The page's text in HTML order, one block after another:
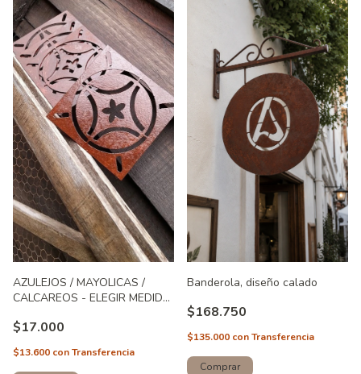
AZULEJOS / MAYOLICAS /
CALCAREOS - ELEGIR MEDIDA
$17.000
$13.600 conTransferencia
Banderola, diseño calado
$168.750
$135.000 conTransferencia
Comprar